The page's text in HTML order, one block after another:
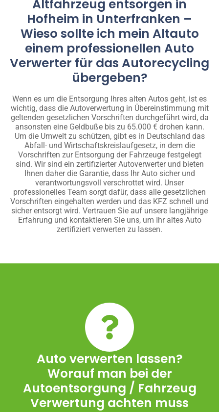
Altfahrzeug entsorgen in
Hofheim in Unterfranken –
Wieso sollte ich mein Altauto
einem professionellen Auto
Verwerter für das Autorecycling
übergeben?
Wenn es um die Entsorgung Ihres alten Autos geht, ist es
wichtig, dass die Autoverwertung in Übereinstimmung mit
geltenden gesetzlichen Vorschriften durchgeführt wird, da
ansonsten eine Geldbuße bis zu 65.000 € drohen kann.
Um die Umwelt zu schützen, gibt es in Deutschland das
Abfall- und Wirtschaftskreislaufgesetz, in dem die
Vorschriften zur Entsorgung der Fahrzeuge festgelegt
sind. Wir sind ein zertifizierter Autoverwerter und bieten
Ihnen daher die Garantie, dass Ihr Auto sicher und
verantwortungsvoll verschrottet wird. Unser
professionelles Team sorgt dafür, dass alle gesetzlichen
Vorschriften eingehalten werden und das KFZ schnell und
sicher entsorgt wird. Vertrauen Sie auf unsere langjährige
Erfahrung und kontaktieren Sie uns, um Ihr altes Auto
zertifiziert verwerten zu lassen.
Auto verwerten lassen?
Worauf man bei der
Autoentsorgung / Fahrzeug
Verwertung achten muss